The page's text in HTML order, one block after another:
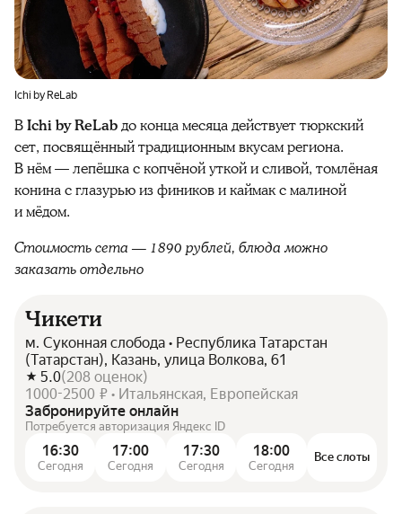
Ichi by ReLab
ВIchi by ReLabдо конца месяца действует тюркский
сет, посвящённый традиционным вкусам региона.
В нём — лепёшка с копчёной уткой и сливой, томлёная
конина с глазурью из фиников и каймак с малиной
и мёдом.
Стоимость сета — 1890 рублей, блюда можно
заказать отдельно
Чикети
м. Суконная слобода • Республика Татарстан
(Татарстан), Казань, улица Волкова, 61
5.0(208 оценок)
1000-2500 ₽ • Итальянская, Европейская
Забронируйте онлайн
Потребуется авторизация Яндекс ID
16:30
Сегодня
17:00
Сегодня
17:30
Сегодня
18:00
Сегодня
Все слоты